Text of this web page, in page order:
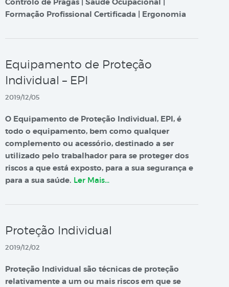
Controlo de Pragas | Saúde Ocupacional |
Formação Profissional Certificada | Ergonomia
Equipamento de Proteção
Individual – EPI
2019/12/05
O Equipamento de Proteção Individual, EPI, é
todo o equipamento, bem como qualquer
complemento ou acessório, destinado a ser
utilizado pelo trabalhador para se proteger dos
riscos a que está exposto, para a sua segurança e
para a sua saúde. Ler Mais…
Proteção Individual
2019/12/02
Proteção Individual são técnicas de proteção
relativamente a um ou mais riscos em que se